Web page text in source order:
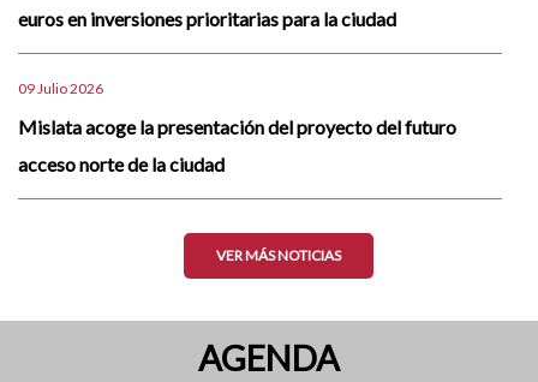
euros en inversiones prioritarias para la ciudad
09 Julio 2026
Mislata acoge la presentación del proyecto del futuro
acceso norte de la ciudad
VER MÁS NOTICIAS
AGENDA